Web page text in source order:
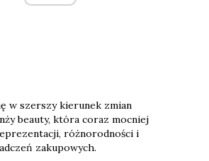
w szerszy kierunek zmian
beauty, która coraz mocniej
różnorodności i
zakupowych.